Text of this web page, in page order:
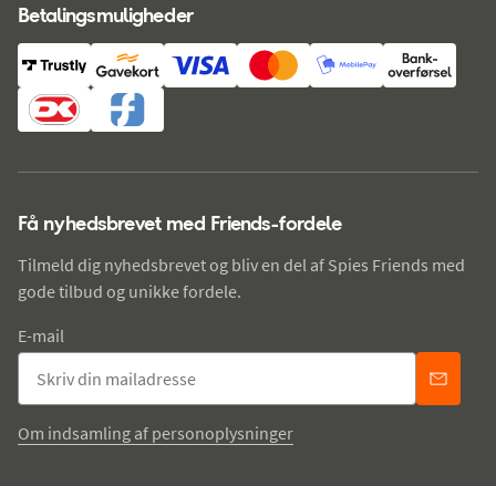
Betalingsmuligheder
Få nyhedsbrevet med Friends-fordele
Tilmeld dig nyhedsbrevet og bliv en del af Spies Friends med
gode tilbud og unikke fordele.
E-mail
Om indsamling af personoplysninger